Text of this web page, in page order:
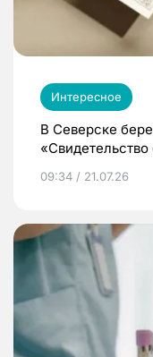
Интересное
В Северске
09:34 / 21.07.26